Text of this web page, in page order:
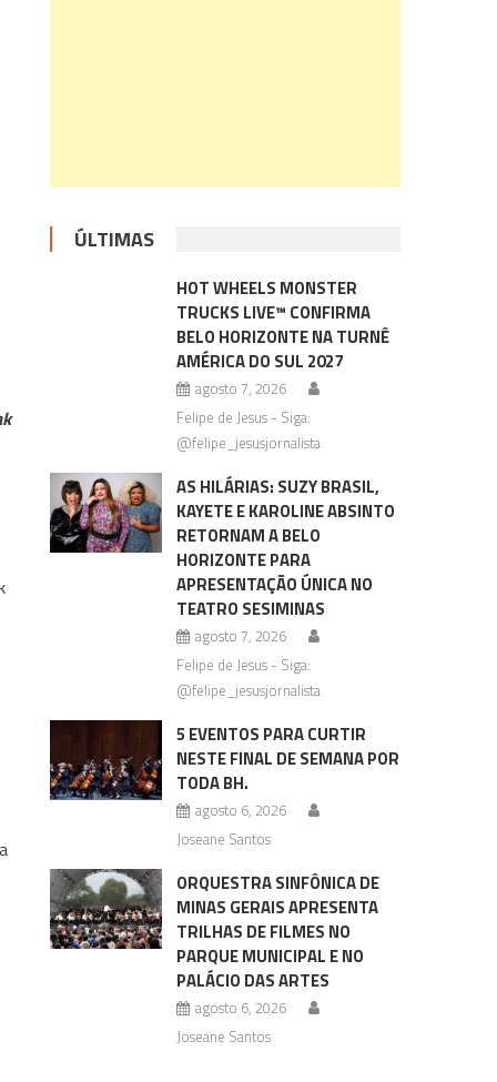
ÚLTIMAS
HOT WHEELS MONSTER
TRUCKS LIVE™ CONFIRMA
BELO HORIZONTE NA TURNÊ
AMÉRICA DO SUL 2027
agosto 7, 2026
Felipe de Jesus - Siga:
@felipe_jesusjornalista
AS HILÁRIAS: SUZY BRASIL,
KAYETE E KAROLINE ABSINTO
RETORNAM A BELO
HORIZONTE PARA
APRESENTAÇÃO ÚNICA NO
TEATRO SESIMINAS
agosto 7, 2026
Felipe de Jesus - Siga:
@felipe_jesusjornalista
5 EVENTOS PARA CURTIR
NESTE FINAL DE SEMANA POR
TODA BH.
agosto 6, 2026
Joseane Santos
ORQUESTRA SINFÔNICA DE
MINAS GERAIS APRESENTA
TRILHAS DE FILMES NO
PARQUE MUNICIPAL E NO
PALÁCIO DAS ARTES
agosto 6, 2026
Joseane Santos